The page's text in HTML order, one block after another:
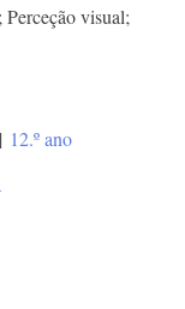
visual;
| 12.º ano